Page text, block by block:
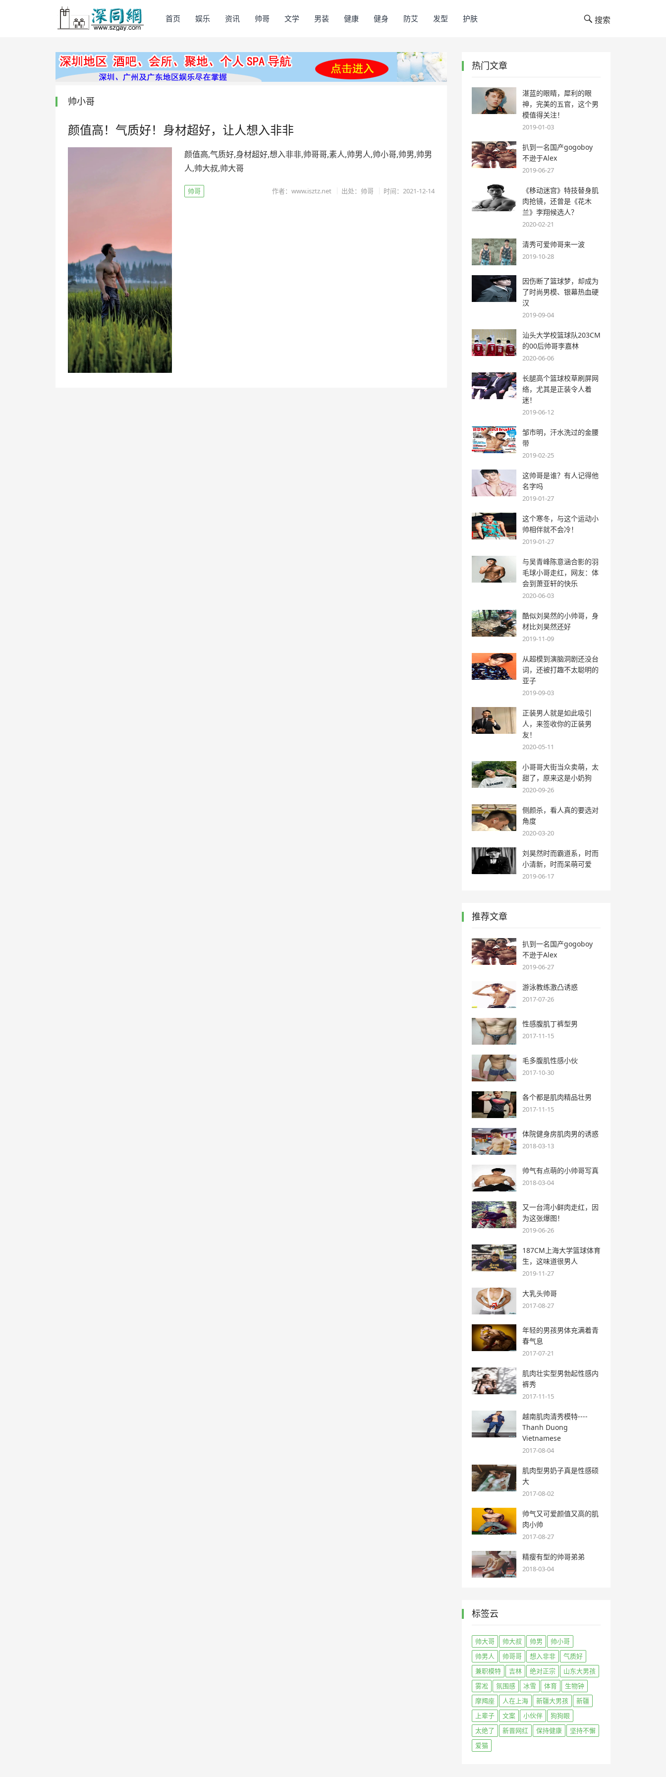
首页 娱乐 资讯 帅哥 文学 男装 健康 健身 防艾 发型 护肤 搜索
帅小哥
颜值高！气质好！身材超好，让人想入非非
颜值高,气质好,身材超好,想入非非,帅哥哥,素人,帅男人,帅小哥,帅男,帅男
人,帅大叔,帅大哥
帅哥 作者：www.isztz.net 出处：帅哥 时间：2021-12-14
热门文章
湛蓝的眼睛，犀利的眼
神，完美的五官，这个男
模值得关注！
2019-01-03
扒到一名国产gogoboy
不逊于Alex
2019-06-27
《移动迷宫》特技替身肌
肉抢镜，还曾是《花木
兰》李翔候选人？
2020-02-21
清秀可爱帅哥来一波
2019-10-28
因伤断了篮球梦，却成为
了时尚男模、银幕热血硬
汉
2019-09-04
汕头大学校篮球队203CM
的00后帅哥李嘉林
2020-06-06
长腿高个篮球校草刷屏网
络，尤其是正装令人着
迷！
2019-06-12
邹市明，汗水洗过的金腰
带
2019-02-25
这帅哥是谁？有人记得他
名字吗
2019-01-27
这个寒冬，与这个运动小
帅相伴就不会冷！
2019-01-27
与吴青峰陈意涵合影的羽
毛球小哥走红，网友：体
会到萧亚轩的快乐
2020-06-03
酷似刘昊然的小帅哥，身
材比刘昊然还好
2019-11-09
从超模到演脑洞剧还没台
词，还被打趣不太聪明的
亚子
2019-09-03
正装男人就是如此吸引
人，来签收你的正装男
友！
2020-05-11
小哥哥大街当众卖萌，太
甜了，原来这是小奶狗
2020-09-26
侧颜杀，看人真的要选对
角度
2020-03-20
刘昊然时而霸道系，时而
小清新，时而呆萌可爱
2019-06-17
推荐文章
扒到一名国产gogoboy
不逊于Alex
2019-06-27
游泳教练激凸诱惑
2017-07-26
性感腹肌丁裤型男
2017-11-15
毛多腹肌性感小伙
2017-10-30
各个都是肌肉精品壮男
2017-11-15
体院健身房肌肉男的诱惑
2018-03-13
帅气有点萌的小帅哥写真
2018-03-04
又一台湾小鲜肉走红，因
为这张爆图！
2019-06-26
187CM上海大学篮球体育
生，这味道很男人
2019-11-27
大乳头帅哥
2017-08-27
年轻的男孩男体充满着青
春气息
2017-07-21
肌肉壮实型男勃起性感内
裤秀
2017-11-15
越南肌肉清秀模特----
Thanh Duong
Vietnamese
2017-08-04
肌肉型男奶子真是性感硕
大
2017-08-02
帅气又可爱颜值又高的肌
肉小帅
2017-08-27
精瘦有型的帅哥弟弟
2018-03-04
标签云
帅大哥 帅大叔 帅男
帅小哥
帅男人
帅哥哥 想入非非
气质好
兼职模特
吉林 绝对正宗
山东大男孩
雾凇
氛围感 冰雪 体育
生物钟
摩羯座
人在上海 新疆大男孩
新疆
上辈子
文案 小伙伴
狗狗眼
太绝了
新晋网红 保持健康
坚持不懈
爱猫